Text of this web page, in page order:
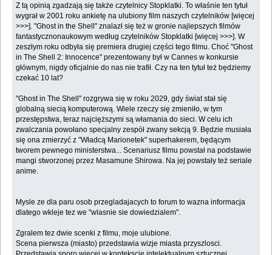
Z tą opinią zgadzają się także czytelnicy Stopklatki. To właśnie ten tytuł
wygrał w 2001 roku ankietę na ulubiony film naszych czytelników [więcej
>>>]. "Ghost in the Shell" znalazł się też w gronie najlepszych filmów
fantastycznonaukowym według czytelników Stopklatki [więcej >>>]. W
zeszłym roku odbyła się premiera drugiej części tego filmu. Choć "Ghost
in The Shell 2: Innocence" prezentowany był w Cannes w konkursie
głównym, nigdy oficjalnie do nas nie trafił. Czy na ten tytuł też będziemy
czekać 10 lat?
"Ghost in The Shell" rozgrywa się w roku 2029, gdy świat stał się
globalną siecią komputerową. Wiele rzeczy się zmieniło, w tym
przestępstwa, teraz najcięższymi są włamania do sieci. W celu ich
zwalczania powołano specjalny zespół zwany sekcją 9. Będzie musiała
się ona zmierzyć z "Władcą Marionetek" superhakerem, będącym
tworem pewnego ministerstwa... Scenariusz filmu powstał na podstawie
mangi stworzonej przez Masamune Shirowa. Na jej powstały też seriale
anime.
Mysle ze dla paru osob przegladajacych to forum to wazna informacja
dlatego wkleje tez we "wlasnie sie dowiedzialem".
Zgralem tez dwie scenki z filmu, moje ulubione.
Scena pierwsza (miasto) przedstawia wizje miasta przyszlosci.